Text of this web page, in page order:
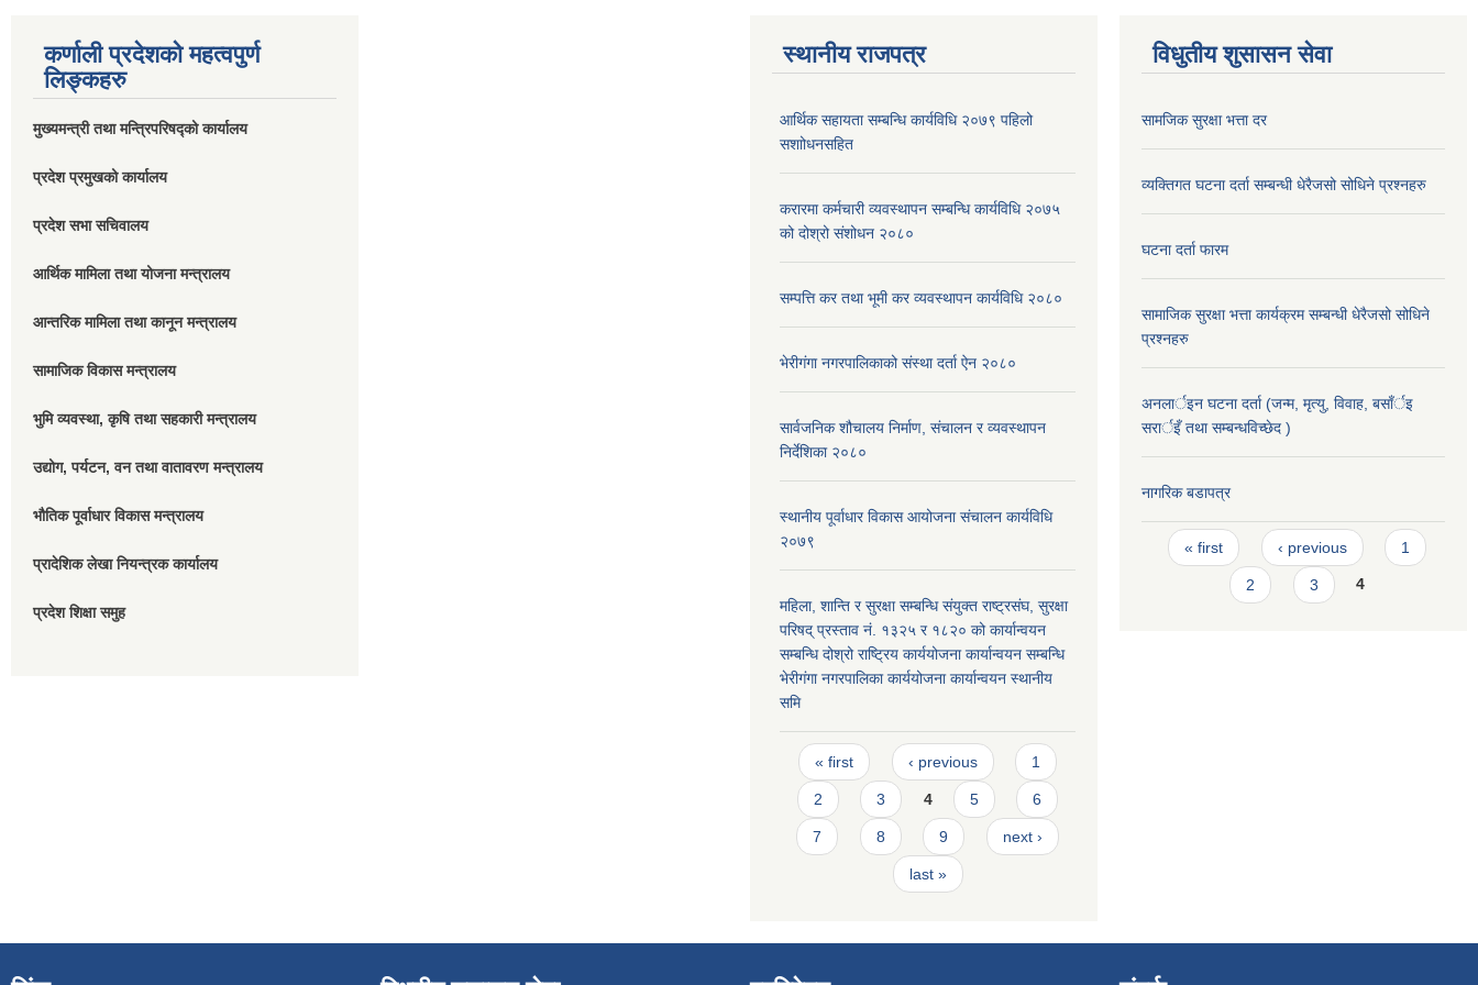
कर्णाली प्रदेशको महत्वपुर्ण
लिङ्कहरु
मुख्यमन्त्री तथा मन्त्रिपरिषद्को कार्यालय
प्रदेश प्रमुखको कार्यालय
प्रदेश सभा सचिवालय
आर्थिक मामिला तथा योजना मन्त्रालय
आन्तरिक मामिला तथा कानून मन्त्रालय
सामाजिक विकास मन्त्रालय
भुमि व्यवस्था, कृषि तथा सहकारी मन्त्रालय
उद्योग, पर्यटन, वन तथा वातावरण मन्त्रालय
भौतिक पूर्वाधार विकास मन्त्रालय
प्रादेशिक लेखा नियन्त्रक कार्यालय
प्रदेश शिक्षा समुह
स्थानीय राजपत्र
आर्थिक सहायता सम्बन्धि कार्यविधि २०७९ पहिलो
स‌शाोधनसहित
करारमा कर्मचारी व्यवस्थापन सम्बन्धि कार्यविधि २०७५
को दोश्रो संशोधन २०८०
सम्पत्ति कर तथा भूमी कर व्यवस्थापन कार्यविधि २०८०
भेरीगंगा नगरपालिकाको संस्था दर्ता ऐन २०८०
सार्वजनिक शौचालय निर्माण, संचालन र व्यवस्थापन
निर्देशिका २०८०
स्थानीय पूर्वाधार विकास आयोजना संचालन कार्यविधि
२०७९
महिला, शान्ति र सुरक्षा सम्बन्धि संयुक्त राष्ट्रसंघ, सुरक्षा
परिषद् प्रस्ताव नं. १३२५ र १८२० को कार्यान्वयन
सम्बन्धि दोश्रो राष्ट्रिय कार्ययोजना कार्यान्वयन सम्बन्धि
भेरीगंगा नगरपालिका कार्ययोजना कार्यान्वयन स्थानीय
समि
Pages
« first ‹ previous 1
2 3 4 5 6
7 8 9 next ›
last »
विधुतीय शुसासन सेवा
सामजिक सुरक्षा भत्ता दर
व्यक्तिगत घटना दर्ता सम्बन्धी धेरैजसो सोधिने प्रश्नहरु
घटना दर्ता फारम
सामाजिक सुरक्षा भत्ता कार्यक्रम सम्बन्धी धेरैजसो सोधिने
प्रश्नहरु
अनलार्इन घटना दर्ता (जन्म, मृत्यु, विवाह, बसाँर्इ
सरार्इँ तथा सम्बन्धविच्छेद )
नागरिक बडापत्र
Pages
« first ‹ previous 1
2 3 4